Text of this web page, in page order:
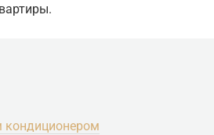
кондиционером